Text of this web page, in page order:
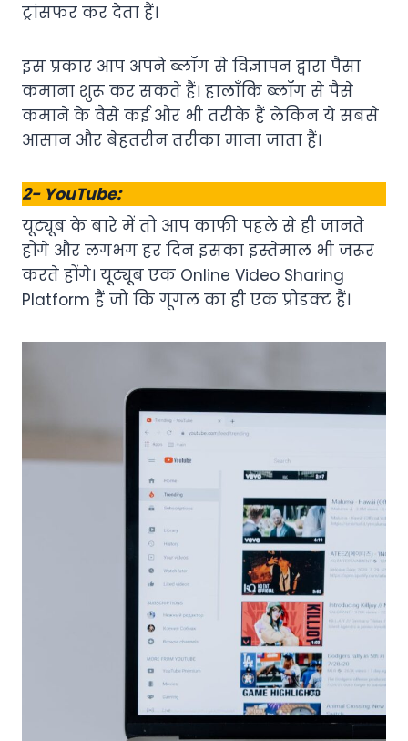
ट्रांसफर कर देता हैं।
इस प्रकार आप अपने ब्लॉग से विज्ञापन द्वारा पैसा
कमाना शुरू कर सकते हैं। हालाँकि ब्लॉग से पैसे
कमाने के वैसे कई और भी तरीके हैं लेकिन ये सबसे
आसान और बेहतरीन तरीका माना जाता हैं।
2- YouTube:
यूट्यूब के बारे में तो आप काफी पहले से ही जानते
होंगे और लगभग हर दिन इसका इस्तेमाल भी जरूर
करते होंगे। यूट्यूब एक Online Video Sharing
Platform हैं जो कि गूगल का ही एक प्रोडक्ट हैं।